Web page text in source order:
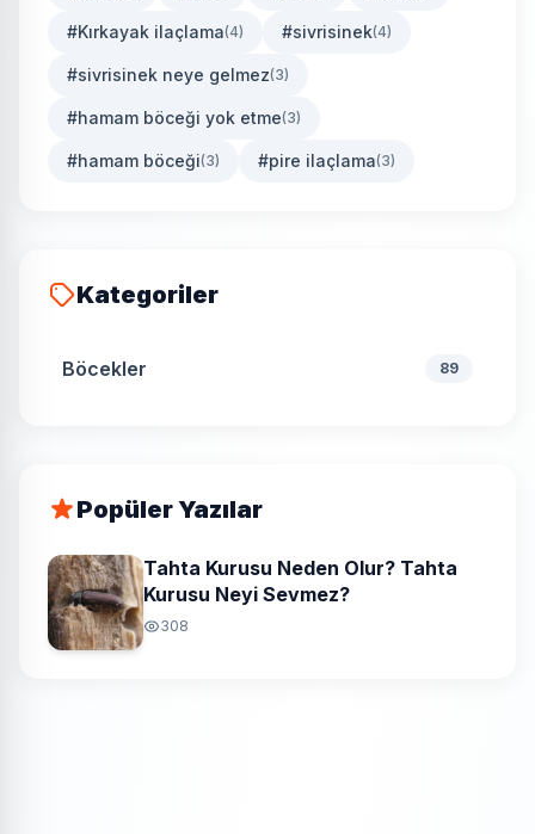
#Kırkayak ilaçlama(4) #sivrisinek(4)
#sivrisinek neye gelmez(3)
#hamam böceği yok etme(3)
#hamam böceği(3) #pire ilaçlama(3)
Kategoriler
Böcekler 89
Popüler Yazılar
Tahta Kurusu Neden Olur? Tahta
Kurusu Neyi Sevmez?
308